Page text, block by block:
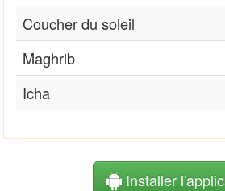
Coucher du soleil
Maghrib
Icha
Installer